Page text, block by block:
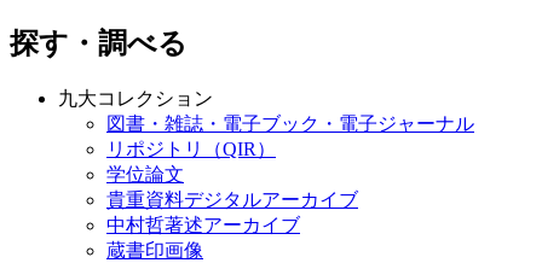
探す・調べる
九大コレクション
図書・雑誌・電子ブック・電子ジャーナル
リポジトリ（QIR）
学位論文
貴重資料デジタルアーカイブ
中村哲著述アーカイブ
蔵書印画像